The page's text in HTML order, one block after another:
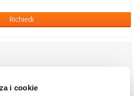
i cookie
Richiedi
Territorio, e viene utilizzato per
esempio IMU e TASI, successioni e